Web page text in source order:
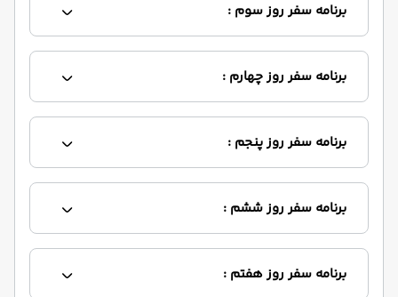
برنامه سفر روز سوم :
برنامه سفر روز چهارم :
برنامه سفر روز پنجم :
برنامه سفر روز ششم :
برنامه سفر روز هفتم :